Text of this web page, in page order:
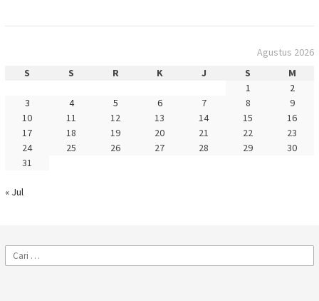
Agustus 2026
S
S R K J S
M
1
2
3
4 5 6 7 8
9
10
11 12 13 14 15
16
17
18 19 20 21 22
23
24
25 26 27 28 29
30
31
« Jul
Cari
untuk: